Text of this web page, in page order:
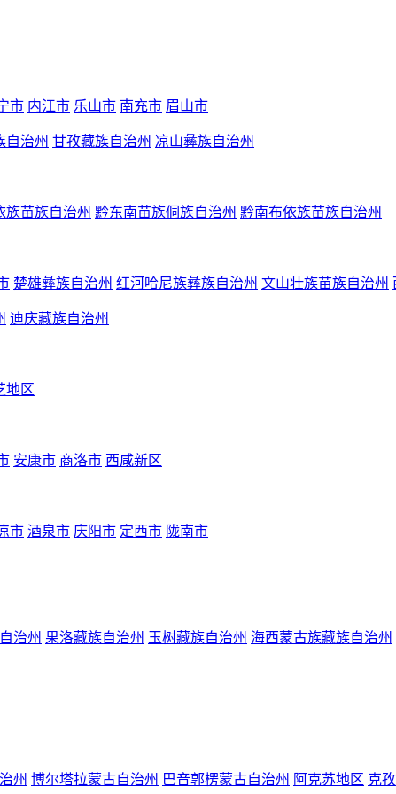
市 内江市 乐山市 南充市 眉山市
自治州 甘孜藏族自治州 凉山彝族自治州
族苗族自治州 黔东南苗族侗族自治州 黔南布依族苗族自治州
楚雄彝族自治州 红河哈尼族彝族自治州 文山壮族苗族自治州
迪庆藏族自治州
地区
安康市 商洛市 西咸新区
市 酒泉市 庆阳市 定西市 陇南市
治州 果洛藏族自治州 玉树藏族自治州 海西蒙古族藏族自治州
州 博尔塔拉蒙古自治州 巴音郭楞蒙古自治州 阿克苏地区 克